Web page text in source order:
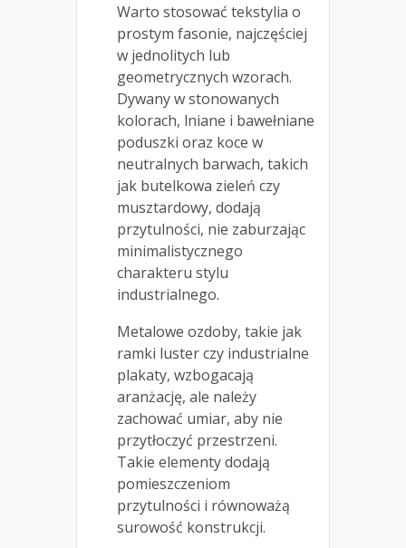
Warto stosować tekstylia o
prostym fasonie, najczęściej
w jednolitych lub
geometrycznych wzorach.
Dywany w stonowanych
kolorach, lniane i bawełniane
poduszki oraz koce w
neutralnych barwach, takich
jak butelkowa zieleń czy
musztardowy, dodają
przytulności, nie zaburzając
minimalistycznego
charakteru stylu
industrialnego.
Metalowe ozdoby, takie jak
ramki luster czy industrialne
plakaty, wzbogacają
aranżację, ale należy
zachować umiar, aby nie
przytłoczyć przestrzeni.
Takie elementy dodają
pomieszczeniom
przytulności i równoważą
surowość konstrukcji.